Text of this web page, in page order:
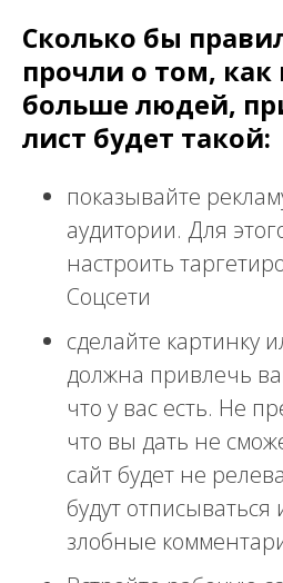
Сколько бы
прочли о том, как
больше людей,
лист будет такой:
показывайте
аудитории. Для
настроить
Соцсети
сделайте картинку
должна привлечь
что у вас есть. Не
что вы дать не
сайт будет не
будут отписываться
злобные